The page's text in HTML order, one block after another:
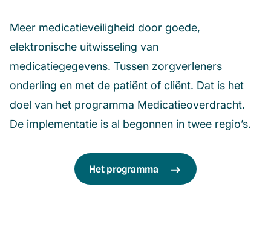
Meer medicatieveiligheid door goede,
elektronische uitwisseling van
medicatiegegevens. Tussen zorgverleners
onderling en met de patiënt of cliënt. Dat is het
doel van het programma Medicatieoverdracht.
De implementatie is al begonnen in twee regio’s.
Het programma